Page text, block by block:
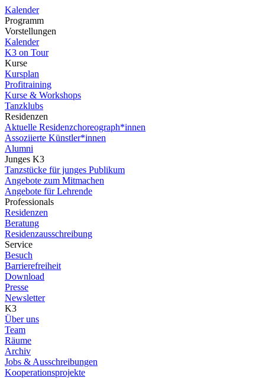
Kalender
Programm
Vorstellungen
Kalender
K3 on Tour
Kurse
Kursplan
Profitraining
Kurse & Workshops
Tanzklubs
Residenzen
Aktuelle Residenzchoreograph*innen
Assoziierte Künstler*innen
Alumni
Junges K3
Tanzstücke für junges Publikum
Angebote zum Mitmachen
Angebote für Lehrende
Professionals
Residenzen
Beratung
Residenzausschreibung
Service
Besuch
Barrierefreiheit
Download
Presse
Newsletter
K3
Über uns
Team
Räume
Archiv
Jobs & Ausschreibungen
Kooperationsprojekte